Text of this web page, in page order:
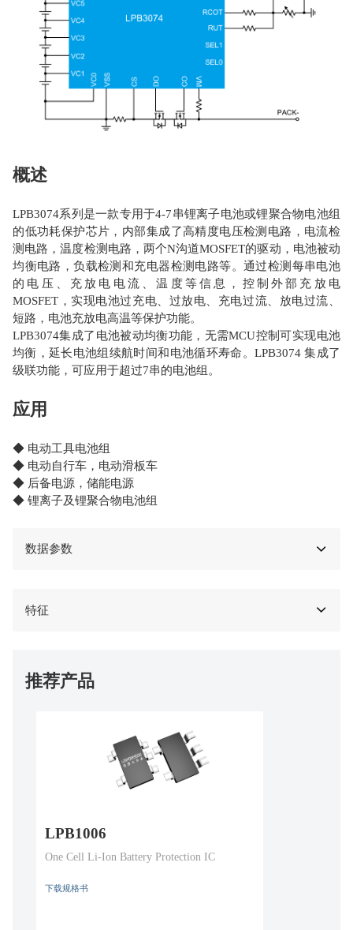
概述
LPB3074系列是一款专用于4-7串锂离子电池或锂聚合物电池组
的低功耗保护芯片，内部集成了高精度电压检测电路，电流检
测电路，温度检测电路，两个N沟道MOSFET的驱动，电池被动
均衡电路，负载检测和充电器检测电路等。通过检测每串电池
的电压、充放电电流、温度等信息，控制外部充放电
MOSFET，实现电池过充电、过放电、充电过流、放电过流、
短路，电池充放电高温等保护功能。
LPB3074集成了电池被动均衡功能，无需MCU控制可实现电池
均衡，延长电池组续航时间和电池循环寿命。LPB3074 集成了
级联功能，可应用于超过7串的电池组。
应用
◆ 电动工具电池组
◆ 电动自行车，电动滑板车
◆ 后备电源，储能电源
◆ 锂离子及锂聚合物电池组
数据参数
特征
推荐产品
LPB1006
One Cell Li-Ion Battery Protection IC
下载规格书